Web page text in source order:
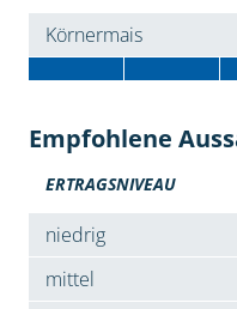
Körnermais
Empfohlene
ERTRAGSNIVEAU
niedrig
mittel